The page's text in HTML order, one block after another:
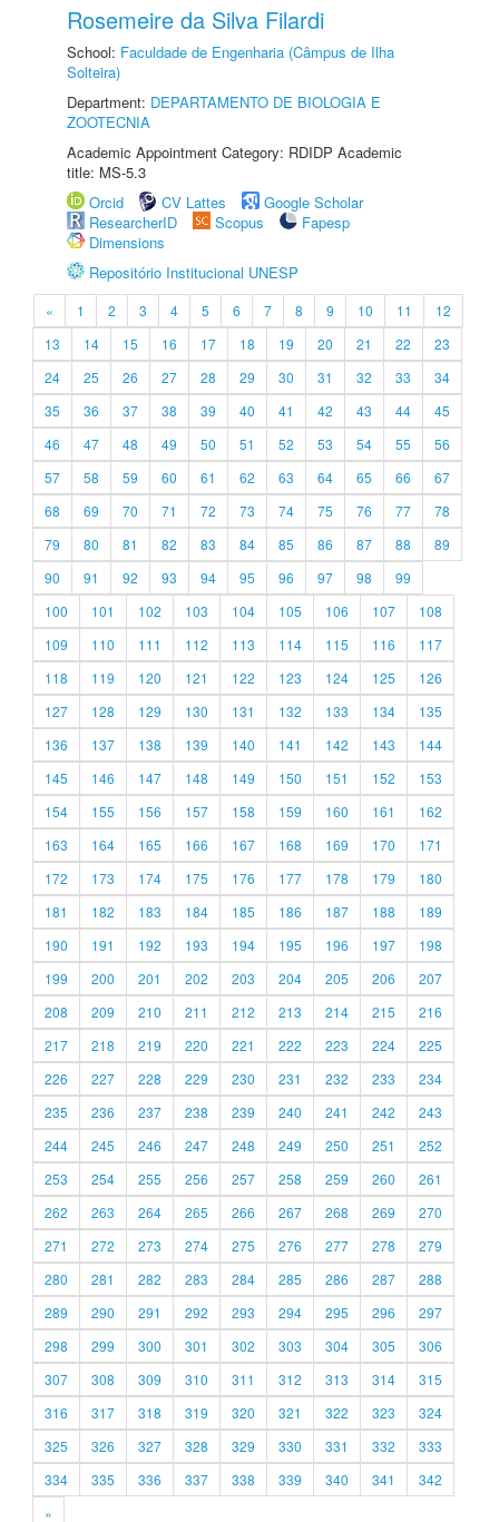
Rosemeire da Silva Filardi
School: Faculdade de Engenharia (Câmpus de Ilha
Solteira)
Department: DEPARTAMENTO DE BIOLOGIA E
ZOOTECNIA
Academic Appointment Category: RDIDP Academic
title: MS-5.3
Orcid
CV Lattes
Google Scholar
ResearcherID
Scopus
Fapesp
Dimensions
Repositório Institucional UNESP
« 1 2 3 4 5 6 7 8 9 10 11
12
13
14 15 16 17 18 19 20 21 22
23
24
25 26 27 28 29 30 31 32 33
34
35
36 37 38 39 40 41 42 43 44
45
46
47 48 49 50 51 52 53 54 55
56
57
58 59 60 61 62 63 64 65 66
67
68
69 70 71 72 73 74 75 76 77
78
79
80 81 82 83 84 85 86 87 88
89
90
91 92 93 94 95 96 97 98
99
100
101 102 103 104 105 106 107
108
109
110 111 112 113 114 115 116
117
118
119 120 121 122 123 124 125
126
127
128 129 130 131 132 133 134
135
136
137 138 139 140 141 142 143
144
145
146 147 148 149 150 151 152
153
154
155 156 157 158 159 160 161
162
163
164 165 166 167 168 169 170
171
172
173 174 175 176 177 178 179
180
181
182 183 184 185 186 187 188
189
190
191 192 193 194 195 196 197
198
199
200 201 202 203 204 205 206
207
208
209 210 211 212 213 214 215
216
217
218 219 220 221 222 223 224
225
226
227 228 229 230 231 232 233
234
235
236 237 238 239 240 241 242
243
244
245 246 247 248 249 250 251
252
253
254 255 256 257 258 259 260
261
262
263 264 265 266 267 268 269
270
271
272 273 274 275 276 277 278
279
280
281 282 283 284 285 286 287
288
289
290 291 292 293 294 295 296
297
298
299 300 301 302 303 304 305
306
307
308 309 310 311 312 313 314
315
316
317 318 319 320 321 322 323
324
325
326 327 328 329 330 331 332
333
334
335 336 337 338 339 340 341
342
»